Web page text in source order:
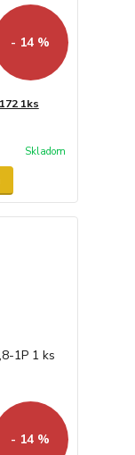
- 14 %
1ks
Skladom
- 14 %